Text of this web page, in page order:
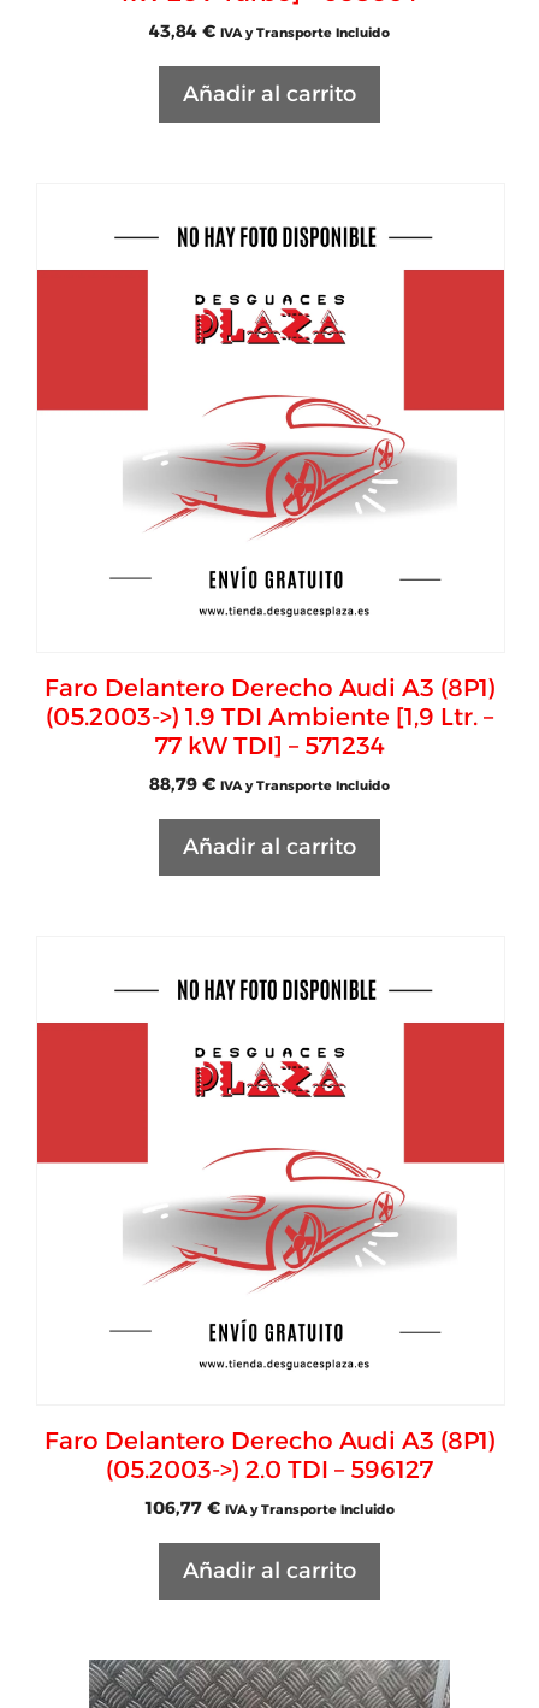
43,84 € IVA y Transporte Incluido
Añadir al carrito
Faro Delantero Derecho Audi A3 (8P1)
(05.2003->) 1.9 TDI Ambiente [1,9 Ltr. –
77 kW TDI] – 571234
88,79 € IVA y Transporte Incluido
Añadir al carrito
Faro Delantero Derecho Audi A3 (8P1)
(05.2003->) 2.0 TDI – 596127
106,77 € IVA y Transporte Incluido
Añadir al carrito